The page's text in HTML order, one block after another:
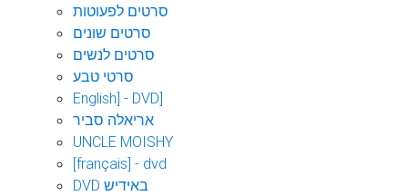
סרטים לפעוטות
סרטים שונים
סרטים לנשים
סרטי טבע
English] - DVD]
אריאלה סביר
UNCLE MOISHY
[français] - dvd
DVD באידיש